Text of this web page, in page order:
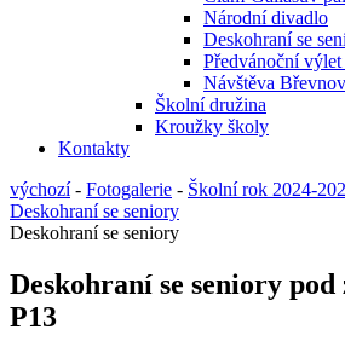
Národní divadlo
Deskohraní se
Předvánoční
Návštěva
Školní družina
Kroužky školy
Kontakty
výchozí- Fotogalerie - Školní rok 2024-
Deskohraní se seniory
Deskohraní se seniory
Deskohraní se seniory
P13